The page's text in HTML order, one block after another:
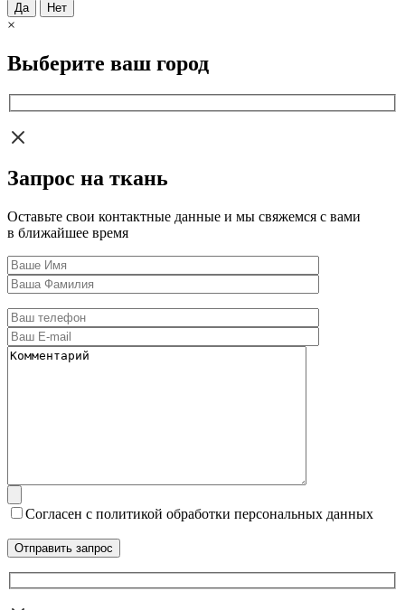
Да Нет
×
Выберите ваш город
Запрос на ткань
Оставьте свои контактные данные и мы свяжемся с вами
в ближайшее время
Согласен с политикой обработки персональных данных